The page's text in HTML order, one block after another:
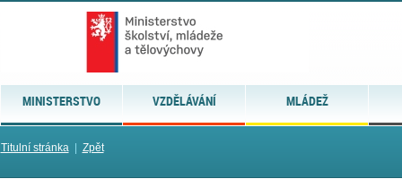
MINISTERSTVO VZDĚLÁVÁNÍ MLÁDEŽ
Titulní stránka| Zpět